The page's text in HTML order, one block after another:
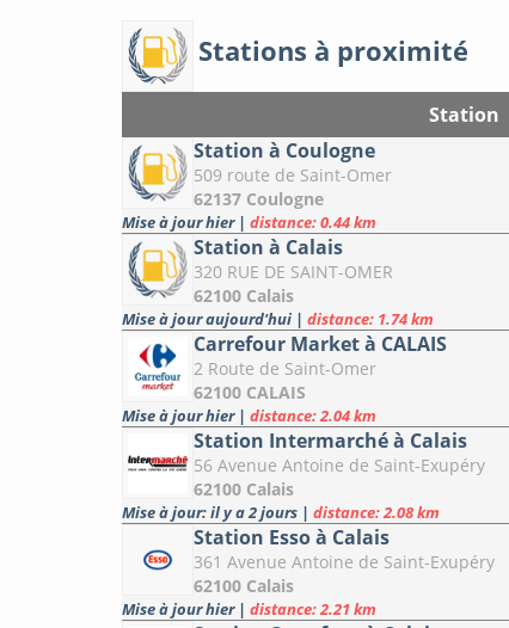
Stations à proximité
Station
Station à Coulogne
509 route de Saint-Omer
62137 Coulogne
Mise à jour hier | distance: 0.44 km
Station à Calais
320 RUE DE SAINT-OMER
62100 Calais
Mise à jour aujourd'hui | distance: 1.74 km
Carrefour Market à CALAIS
2 Route de Saint-Omer
62100 CALAIS
Mise à jour hier | distance: 2.04 km
Station Intermarché à Calais
56 Avenue Antoine de Saint-Exupéry
62100 Calais
Mise à jour: il y a 2 jours | distance: 2.08 km
Station Esso à Calais
361 Avenue Antoine de Saint-Exupéry
62100 Calais
Mise à jour hier | distance: 2.21 km